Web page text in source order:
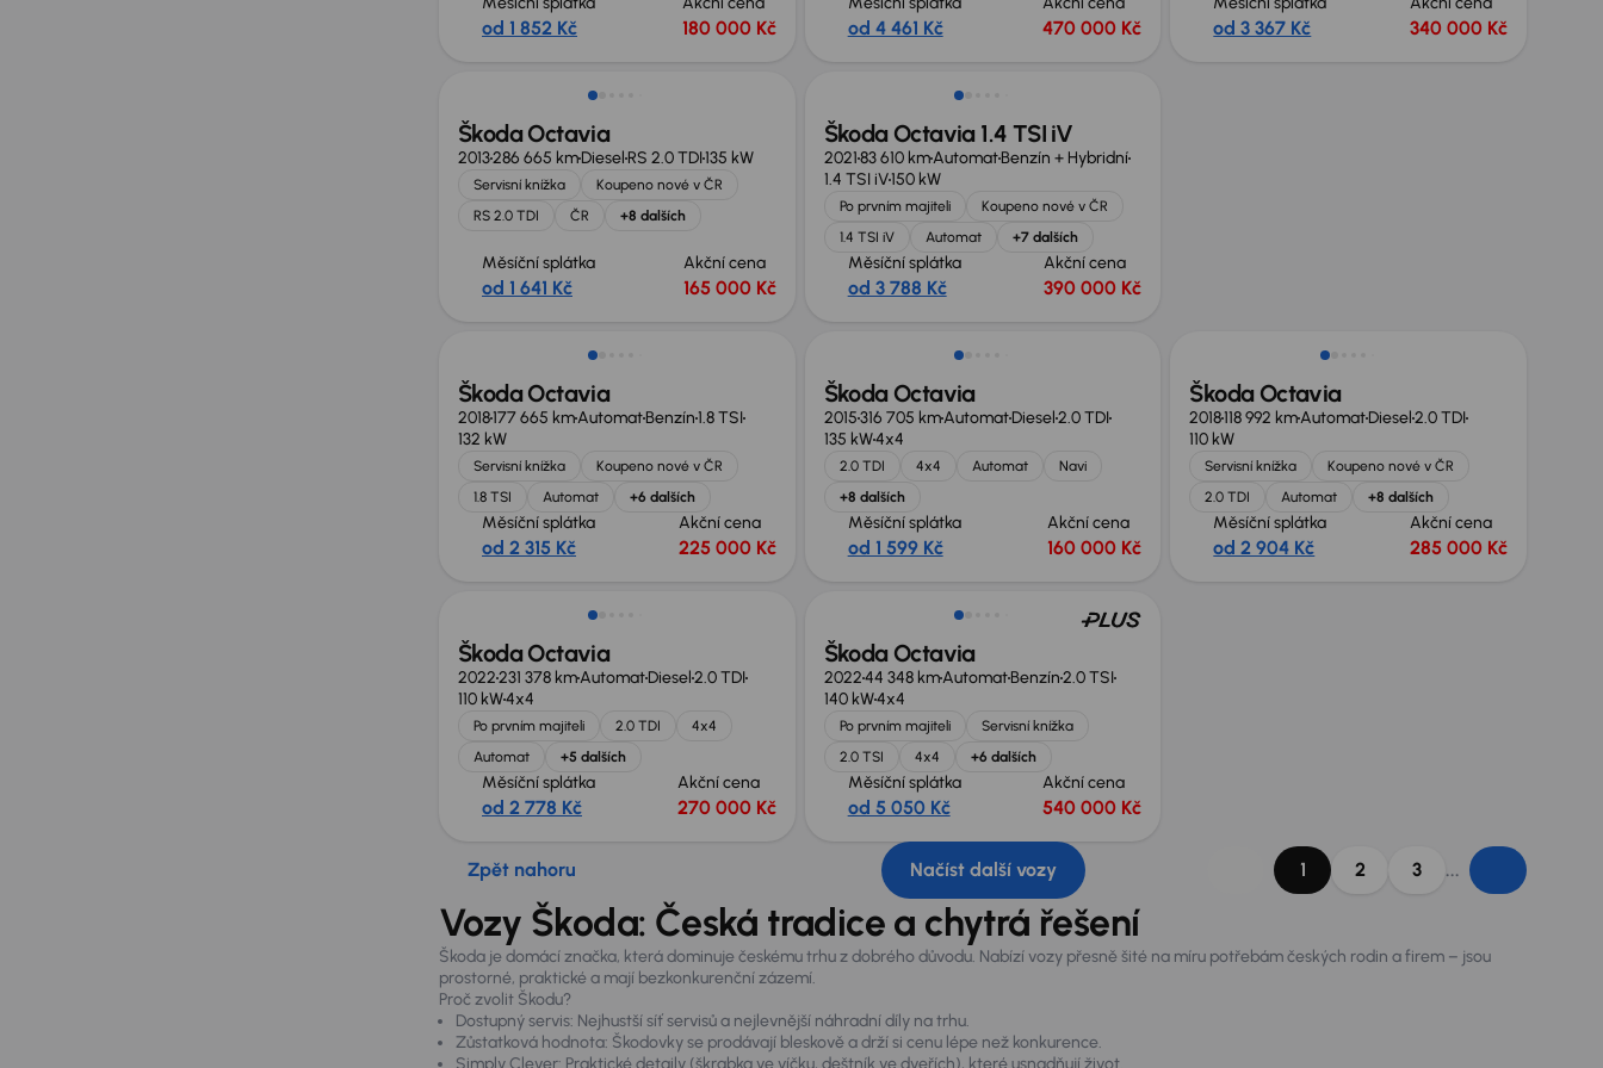
od 1 852 Kč 180 000 Kč od 4 461 Kč 470 000 Kč od 3 367 Kč 340 000 Kč
Škoda Octavia
2013286 665 kmDiesel RS 2.0 TDI135 kW
Servisní knížka
Koupeno nové v ČR
RS 2.0 TDI
ČR +8 dalších
Měsíční splátka
od 1 641 Kč
Akční cena
165 000 Kč
Zlevněno o 40 000 Kč
Škoda Octavia 1.4 TSI iV
202183 610 kmAutomatBenzín + Hybridní
1.4 TSI iV150 kW
Po prvním majiteli
Koupeno nové v ČR
1.4 TSI iV
Automat +7 dalších
Měsíční splátka
od 3 788 Kč
Akční cena
390 000 Kč
Škoda Octavia
2018177 665 kmAutomatBenzín1.8 TSI
132 kW
Servisní knížka
Koupeno nové v ČR
1.8 TSI
Automat +6 dalších
Měsíční splátka
od 2 315 Kč
Akční cena
225 000 Kč
Zlevněno o 50 000 Kč
Škoda Octavia
2015316 705 kmAutomatDiesel2.0 TDI
135 kW4x4
2.0 TDI 4x4 Automat
Navi
+8 dalších
Měsíční splátka
od 1 599 Kč
Akční cena
160 000 Kč
Škoda Octavia
2018118 992 kmAutomatDiesel2.0 TDI
110 kW
Servisní knížka
Koupeno nové v ČR
2.0 TDI
Automat +8 dalších
Měsíční splátka
od 2 904 Kč
Akční cena
285 000 Kč
Zlevněno o 30 000 Kč
Škoda Octavia
2022231 378 kmAutomatDiesel2.0 TDI
110 kW4x4
Po prvním majiteli 2.0 TDI
4x4
Automat
+5 dalších
Měsíční splátka
od 2 778 Kč
Akční cena
270 000 Kč
Škoda Octavia
202244 348 kmAutomatBenzín2.0 TSI
140 kW4x4
Po prvním majiteli
Servisní knížka
2.0 TSI
4x4 +6 dalších
Měsíční splátka
od 5 050 Kč
Akční cena
540 000 Kč
Zpět nahoru Načíst další vozy 1 2 3 ...
Vozy Škoda: Česká tradice a chytrá řešení
Škoda je domácí značka, která dominuje českému trhu z dobrého důvodu. Nabízí vozy přesně šité na míru potřebám českých rodin a firem – jsou
prostorné, praktické a mají bezkonkurenční zázemí.
Proč zvolit Škodu?
Dostupný servis: Nejhustší síť servisů a nejlevnější náhradní díly na trhu.
Zůstatková hodnota: Škodovky se prodávají bleskově a drží si cenu lépe než konkurence.
Simply Clever: Praktické detaily (škrabka ve víčku, deštník ve dveřích), které usnadňují život.